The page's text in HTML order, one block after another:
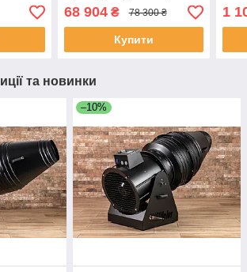
генератор піни стріляючий
68 904₴ 78 300 ₴
Купити
1
та новинки
–10%